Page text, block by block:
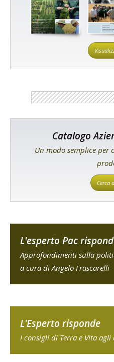
Catalogo
Un modo semplice per
Cerca
L'esperto Pac
Approfondimenti sulla
a cura di Angelo Frascarelli
L'Esperto risponde
I consigli di Terra e Vita